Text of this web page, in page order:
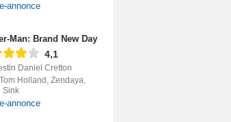
annonce
Man: Brand New Day
4,1
Daniel Cretton
Holland, Zendaya,
Sink
annonce